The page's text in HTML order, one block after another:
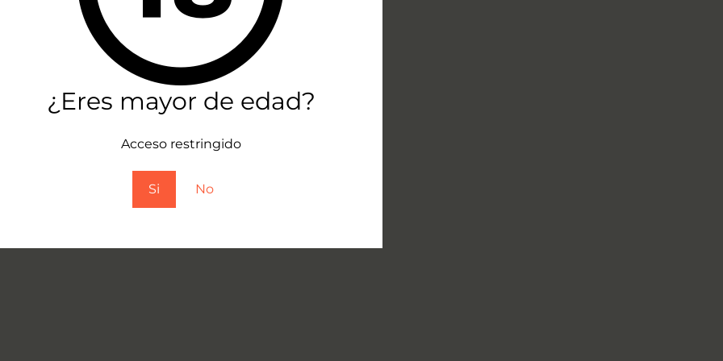
¿Eres mayor de edad?
Acceso restringido
Si No